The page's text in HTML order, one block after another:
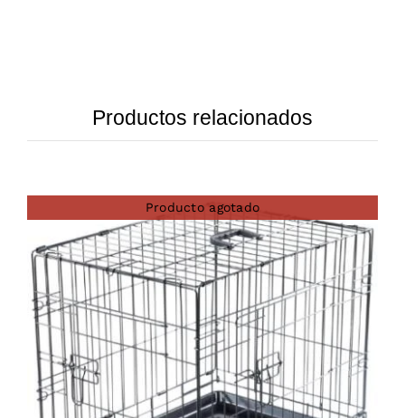
Productos relacionados
Producto agotado
DETAILS